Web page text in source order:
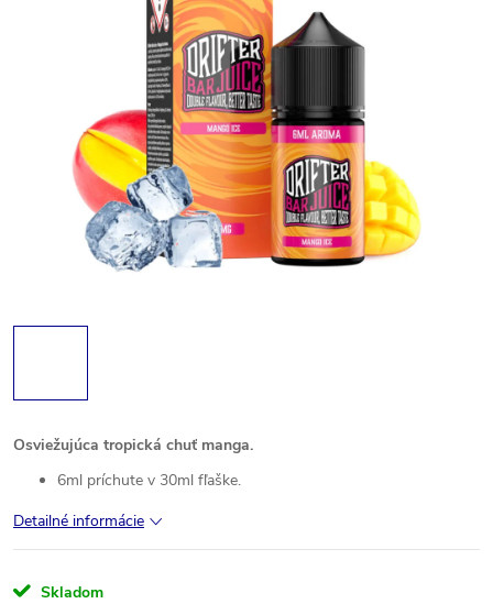
Osviežujúca tropická chuť manga.
6ml príchute v 30ml fľaške.
Detailné informácie
Skladom